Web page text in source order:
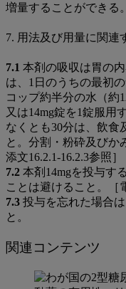
増量することができる。
7. 用法及び用量に関連
7.1 本剤の吸収は胃の
は、1日のうちの最初
コップ約半分の水（約
又は14mg錠を1錠服用
なくとも30分は、飲食
と。分割・粉砕及びか
添文16.2.1-16.2.3参照］
7.2 本剤14mgを投与す
ことは避けること。［
7.3 投与を忘れた場合
と。
関連コンテンツ